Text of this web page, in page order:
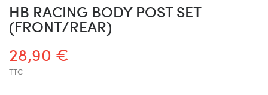
HB RACING BODY POST SET
(FRONT/REAR)
28,90 €
TTC